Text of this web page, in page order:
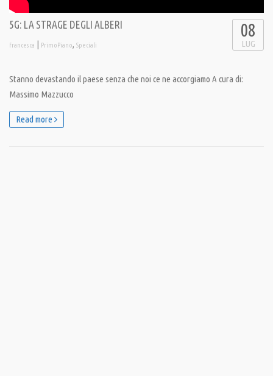
5G: LA STRAGE DEGLI ALBERI
francesca | PrimoPiano, Speciali
08
LUG
Stanno devastando il paese senza che noi ce ne accorgiamo A cura di:
Massimo Mazzucco
Read more